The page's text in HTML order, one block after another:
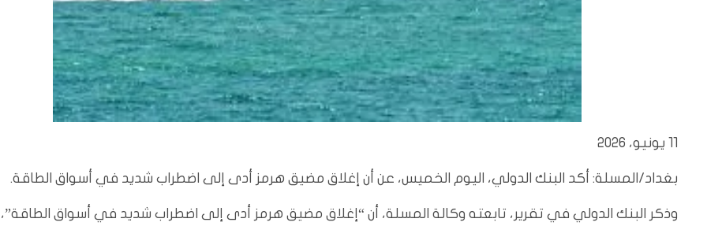
11 يونيو، 2026
بغداد/المسلة: أكد البنك الدولي، اليوم الخميس، عن أن إغلاق مضيق هرمز أدى إلى اضطراب شديد في أسواق الطاقة.
وذكر البنك الدولي في تقرير، تابعته وكالة المسلة، أن “إغلاق مضيق هرمز أدى إلى اضطراب شديد في أسواق الطاقة”،